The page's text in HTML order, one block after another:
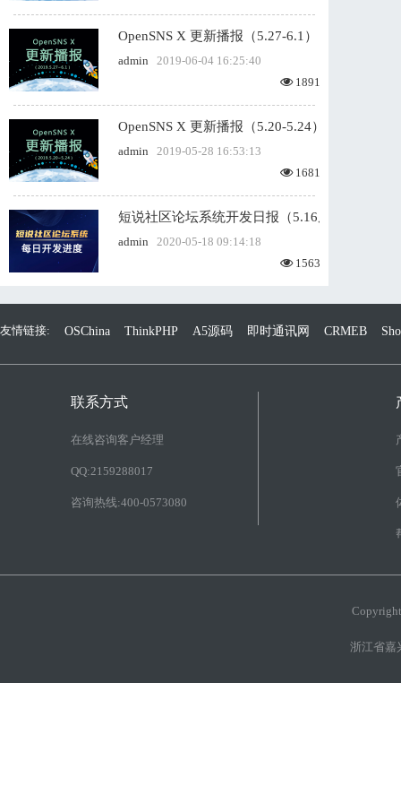
OpenSNS X 更新播报（5.27-6.1）
admin 2019-06-04 16:25:40
1891
OpenSNS X 更新播报（5.20-5.24）
admin 2019-05-28 16:53:13
1681
短说社区论坛系统开发日报（5.16周六）
admin 2020-05-18 09:14:18
1563
友情链接: OSChina ThinkPHP A5源码 即时通讯网 CRMEB
联系方式
在线咨询客户经理
QQ:2159288017
咨询热线:400-0573080
浙江省嘉